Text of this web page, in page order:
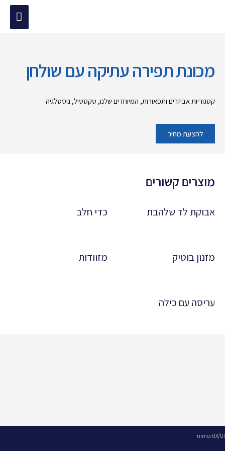
ראשי
מכונת תפירה עתיקה עם שולחן
קטגוריות אביזרים ותפאורות, המיוחדים שלנו, טקסטיל, נוסטלגיה
להצעת מחיר
מוצרים קשורים
אבוקת לד שלהבת כדי חלב
מזנון בוטיק מזוודות
עריסה עם כילה
UX/UI ופיתוח